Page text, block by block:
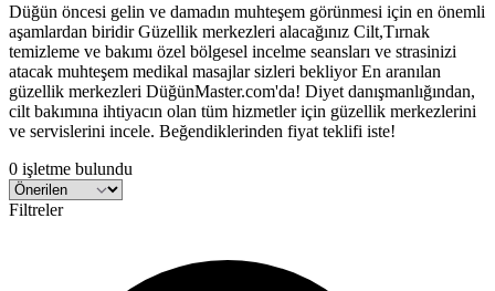
Düğün öncesi gelin ve damadın muhteşem görünmesi için en önemli
aşamlardan biridir Güzellik merkezleri alacağınız Cilt,Tırnak
temizleme ve bakımı özel bölgesel incelme seansları ve strasinizi
atacak muhteşem medikal masajlar sizleri bekliyor En aranılan
güzellik merkezleri DüğünMaster.com'da! Diyet danışmanlığından,
cilt bakımına ihtiyacın olan tüm hizmetler için güzellik merkezlerini
ve servislerini incele. Beğendiklerinden fiyat teklifi iste!
0 işletme bulundu
Filtreler